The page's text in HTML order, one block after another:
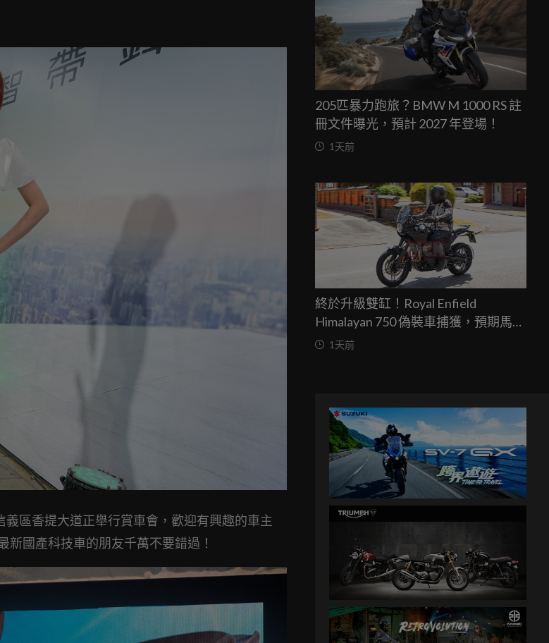
區香提大道正舉行賞車會，歡迎有興趣的車主
國產科技車的朋友千萬不要錯過！
205匹暴力跑旅？BMW M 1000 RS 註
冊文件曝光，預計 2027 年登場！
1天前
終於升級雙缸！Royal Enfield
Himalayan 750 偽裝車捕獲，預期馬力
突破67匹，最快米蘭車展亮相
1天前